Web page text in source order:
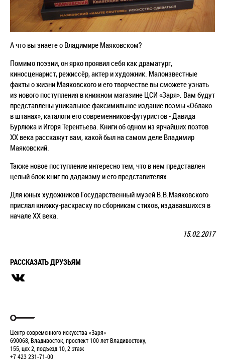
А что вы знаете о Владимире Маяковском?
Помимо поэзии, он ярко проявил себя как драматург,
киносценарист, режиссёр, актер и художник. Малоизвестные
факты о жизни Маяковского и его творчестве вы сможете узнать
из нового поступления в книжном магазине ЦСИ «Заря». Вам будут
представлены уникальное факсимильное издание поэмы «Облако
в штанах», каталоги его современников-футуристов - Давида
Бурлюка и Игоря Терентьева. Книги об одном из ярчайших поэтов
XX века расскажут вам, какой был на самом деле Владимир
Маяковский.
Также новое поступление интересно тем, что в нем представлен
целый блок книг по дадаизму и его представителях.
Для юных художников Государственный музей В.В.Маяковского
прислал книжку-раскраску по сборникам стихов, издававшихся в
начале ХХ века.
15.02.2017
РАССКАЗАТЬ ДРУЗЬЯМ
Центр современного искусства «Заря»
690068, Владивосток, проспект 100 лет Владивостоку,
155, цех 2, подъезд 10, 2 этаж
+7 423 231-71-00